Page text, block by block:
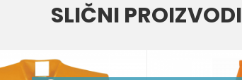
NARANDŽASTA
SLIČNI PROIZVODI